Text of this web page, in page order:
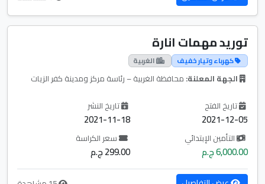
توريد مهمات انارة
كهرباء وتيار خفيف الغربية
الجهة المعلنة: محافظة الغربية – رئاسة مركز ومدينة كفر الزيات
تاريخ الفتح
2021-12-05
تاريخ النشر
2021-11-18
التأمين الإبتدائي
6,000.00 ج.م
سعر الكراسة
299.00 ج.م